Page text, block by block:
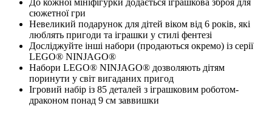
До кожної мініфігурки додається іграшкова зброя для
сюжетної гри
Невеликий подарунок для дітей віком від 6 років, які
люблять пригоди та іграшки у стилі фентезі
Досліджуйте інші набори (продаються окремо) із серії
LEGO® NINJAGO®
Набори LEGO® NINJAGO® дозволяють дітям
поринути у світ вигаданих пригод
Ігровий набір із 85 деталей з іграшковим роботом-
драконом понад 9 см заввишки